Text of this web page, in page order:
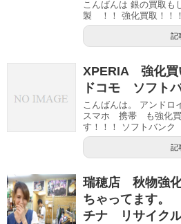
こんばんは 銀の買取
製 ！！ 強化買取！！
記
XPERIA 強化
ドコモ ソフト
こんばんは。 アンドロ
スマホ 携帯 も強化買
す！！！ ソフトバンク
記
瑞穂店 秋物強
ちゃってます
チナ リサイク